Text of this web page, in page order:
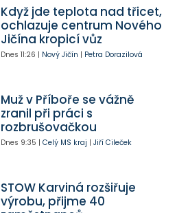
Když jde teplota nad třicet,
ochlazuje centrum Nového
Jičína kropicí vůz
Dnes 11:26 | Nový Jičín | Petra Dorazilová
Muž v Příboře se vážně
zranil při práci s
rozbrušovačkou
Dnes 9:35 | Celý MS kraj | Jiří Cileček
STOW Karviná rozšiřuje
výrobu, přijme 40